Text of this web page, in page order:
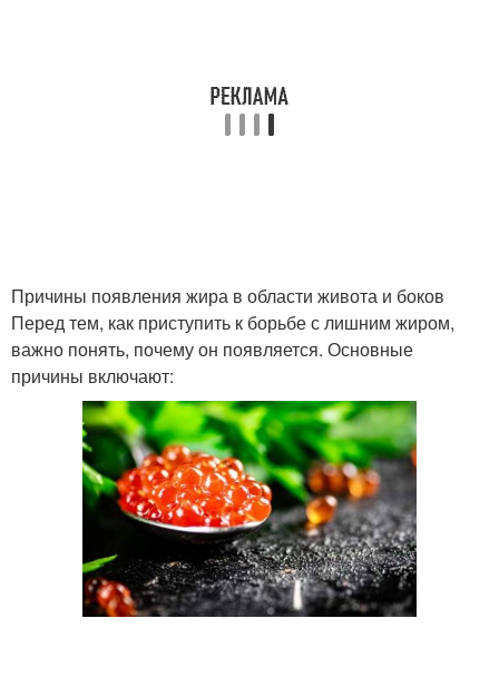
Причины появления жира в области живота и боков
Перед тем, как приступить к борьбе с лишним жиром,
важно понять, почему он появляется. Основные
причины включают: